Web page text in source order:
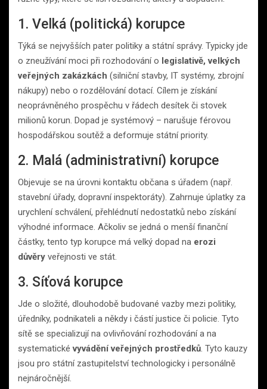
1. Velká (politická) korupce
Týká se nejvyšších pater politiky a státní správy. Typicky jde
o zneužívání moci při rozhodování o legislativě, velkých
veřejných zakázkách (silniční stavby, IT systémy, zbrojní
nákupy) nebo o rozdělování dotací. Cílem je získání
neoprávněného prospěchu v řádech desítek či stovek
milionů korun. Dopad je systémový – narušuje férovou
hospodářskou soutěž a deformuje státní priority.
2. Malá (administrativní) korupce
Objevuje se na úrovni kontaktu občana s úřadem (např.
stavební úřady, dopravní inspektoráty). Zahrnuje úplatky za
urychlení schválení, přehlédnutí nedostatků nebo získání
výhodné informace. Ačkoliv se jedná o menší finanční
částky, tento typ korupce má velký dopad na erozi
důvěry veřejnosti ve stát.
3. Síťová korupce
Jde o složité, dlouhodobě budované vazby mezi politiky,
úředníky, podnikateli a někdy i částí justice či policie. Tyto
sítě se specializují na ovlivňování rozhodování a na
systematickévyvádění veřejných prostředků. Tyto kauzy
jsou pro státní zastupitelství technologicky i personálně
nejnáročnější.